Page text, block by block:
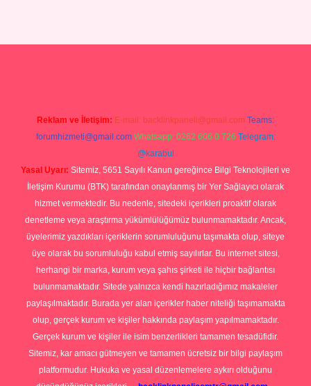
Reklam ve İletişim: E-mail: backlinkpaneli@gmail.com Teams:
forumhizmeti@gmail.com Whatsapp: 0262 606 0 726 Telegram:
@karabul
Yasal Uyarı: Sitemiz, 5651 Sayılı Kanun gereğince Bilgi Teknolojileri ve
İletişim Kurumu (BTK) tarafından onaylanmış bir Yer Sağlayıcı olarak
hizmet vermektedir. Bu nedenle, sitedeki içerikleri proaktif olarak
denetleme veya araştırma yükümlülüğümüz bulunmamaktadır. Ancak,
üyelerimiz yazdıkları içeriklerin sorumluluğunu taşımakta olup, siteye
üye olarak bu sorumluluğu kabul etmiş sayılırlar. Bu internet sitesi,
herhangi bir marka, kurum veya şahıs şirketi ile hiçbir bağlantısı
bulunmamaktadır. Sitede yalnızca kendi hazırladığımız makaleler
paylaşılmaktadır. Burada yer alan içerikler haber niteliği taşımamakta
olup, gerçek kurum ve kişiler hakkında paylaşım yapılmamaktadır.
Gerçek kurum ve kişiler ile isim benzerlikleri tamamen tesadüfidir.
Sitemiz, kar amacı gütmeyen ve tamamen ücretsiz bir bilgi paylaşım
platformudur. Hukuka ve yasal düzenlemelere aykırı olduğunu